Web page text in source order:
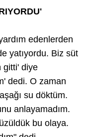
edenlerden
yatıyordu. Biz süt
gitti' diye
dedi. O zaman
su döktüm.
anlayamadım.
bu olaya.